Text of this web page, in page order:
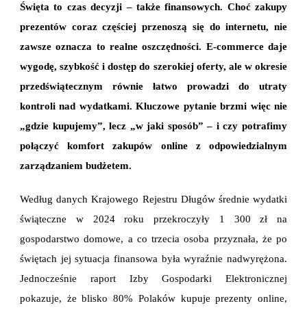
POD
KONTROLĄ
Święta to czas decyzji – także finansowych. Choć zakupy
prezentów coraz częściej przenoszą się do internetu, nie
zawsze oznacza to realne oszczędności. E-commerce daje
wygodę, szybkość i dostęp do szerokiej oferty, ale w okresie
przedświątecznym równie łatwo prowadzi do utraty
kontroli nad wydatkami. Kluczowe pytanie brzmi więc nie
„gdzie kupujemy”, lecz „w jaki sposób” – i czy potrafimy
połączyć komfort zakupów online z odpowiedzialnym
zarządzaniem budżetem.
Według danych Krajowego Rejestru Długów średnie wydatki
świąteczne w 2024 roku przekroczyły 1 300 zł na
gospodarstwo domowe, a co trzecia osoba przyznała, że po
świętach jej sytuacja finansowa była wyraźnie nadwyrężona.
Jednocześnie raport Izby Gospodarki Elektronicznej
pokazuje, że blisko 80% Polaków kupuje prezenty online,